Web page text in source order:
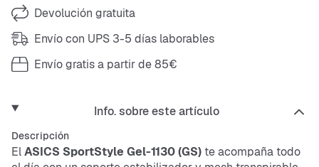
Devolución gratuita
Envío con UPS 3-5 días laborables
Envío gratis a partir de 85€
Info. sobre este artículo
Descripción
ElASICS SportStyle Gel-1130 (GS) te acompaña todo